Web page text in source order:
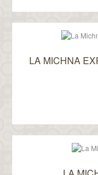
LA MICHNA